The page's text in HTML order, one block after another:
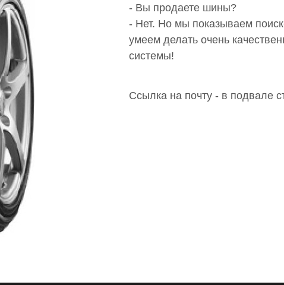
- Вы продаете шины?
- Нет. Но мы показываем
умеем делать очень
системы!
Ссылка на почту - в подвале